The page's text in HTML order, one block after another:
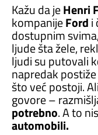
Kažu da jeHenri
kompanijeFordi
dostupnim
ljude šta žele,
ljudi su putovali
napredak
što već postoji.
govore –
potrebno. A to
automobili.